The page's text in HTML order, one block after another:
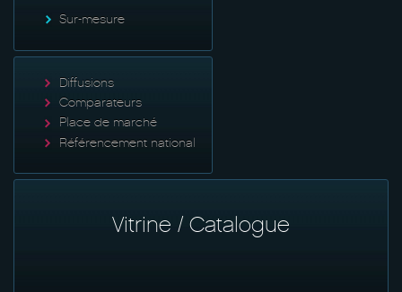
Sur-mesure
Diffusions
Comparateurs
Place de marché
Référencement national
Vitrine / Catalogue